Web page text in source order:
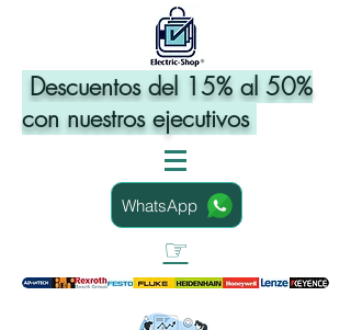
Descuentos del 15% al 50%
con nuestros ejecutivos
WhatsApp
☞